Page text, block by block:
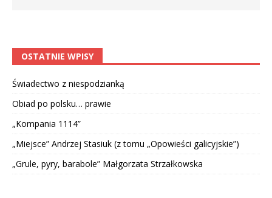
OSTATNIE WPISY
Świadectwo z niespodzianką
Obiad po polsku… prawie
„Kompania 1114”
„Miejsce” Andrzej Stasiuk (z tomu „Opowieści galicyjskie”)
„Grule, pyry, barabole” Małgorzata Strzałkowska